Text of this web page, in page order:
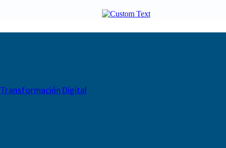
Transformación Digital